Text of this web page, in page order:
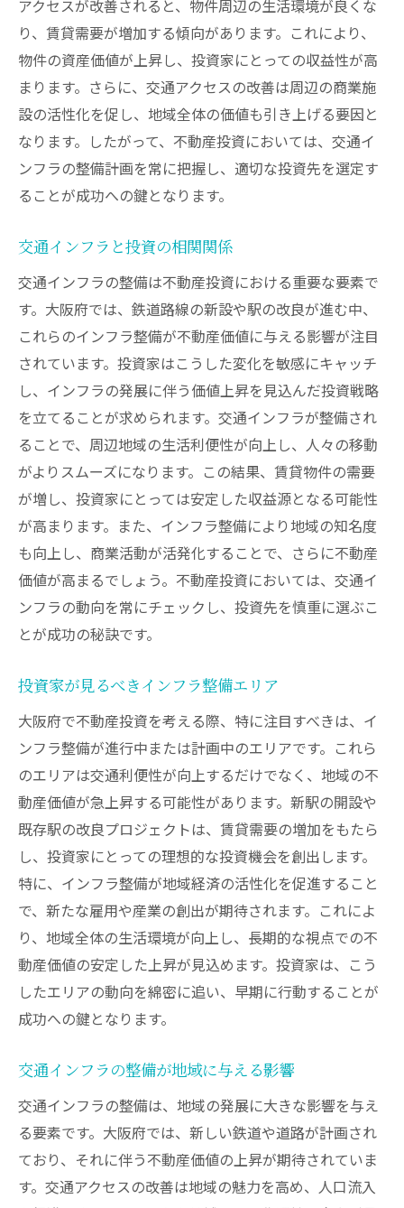
アクセスが改善されると、物件周辺の生活環境が良くな
り、賃貸需要が増加する傾向があります。これにより、
物件の資産価値が上昇し、投資家にとっての収益性が高
まります。さらに、交通アクセスの改善は周辺の商業施
設の活性化を促し、地域全体の価値も引き上げる要因と
なります。したがって、不動産投資においては、交通イ
ンフラの整備計画を常に把握し、適切な投資先を選定す
ることが成功への鍵となります。
交通インフラと投資の相関関係
交通インフラの整備は不動産投資における重要な要素で
す。大阪府では、鉄道路線の新設や駅の改良が進む中、
これらのインフラ整備が不動産価値に与える影響が注目
されています。投資家はこうした変化を敏感にキャッチ
し、インフラの発展に伴う価値上昇を見込んだ投資戦略
を立てることが求められます。交通インフラが整備され
ることで、周辺地域の生活利便性が向上し、人々の移動
がよりスムーズになります。この結果、賃貸物件の需要
が増し、投資家にとっては安定した収益源となる可能性
が高まります。また、インフラ整備により地域の知名度
も向上し、商業活動が活発化することで、さらに不動産
価値が高まるでしょう。不動産投資においては、交通イ
ンフラの動向を常にチェックし、投資先を慎重に選ぶこ
とが成功の秘訣です。
投資家が見るべきインフラ整備エリア
大阪府で不動産投資を考える際、特に注目すべきは、イ
ンフラ整備が進行中または計画中のエリアです。これら
のエリアは交通利便性が向上するだけでなく、地域の不
動産価値が急上昇する可能性があります。新駅の開設や
既存駅の改良プロジェクトは、賃貸需要の増加をもたら
し、投資家にとっての理想的な投資機会を創出します。
特に、インフラ整備が地域経済の活性化を促進すること
で、新たな雇用や産業の創出が期待されます。これによ
り、地域全体の生活環境が向上し、長期的な視点での不
動産価値の安定した上昇が見込めます。投資家は、こう
したエリアの動向を綿密に追い、早期に行動することが
成功への鍵となります。
交通インフラの整備が地域に与える影響
交通インフラの整備は、地域の発展に大きな影響を与え
る要素です。大阪府では、新しい鉄道や道路が計画され
ており、それに伴う不動産価値の上昇が期待されていま
す。交通アクセスの改善は地域の魅力を高め、人口流入